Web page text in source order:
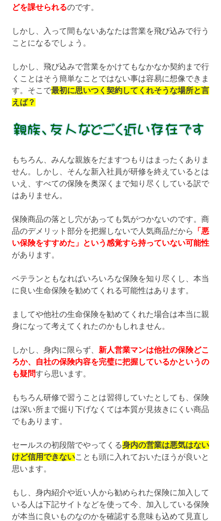
どを課せられるのです。
しかし、入って間もないあなたは営業を飛び込みで行う
ことになるでしょう。
しかし、飛び込みで営業をかけてもなかなか契約まで行
くことはそう簡単なことではない事は容易に想像できま
す。そこで最初に思いつく契約してくれそうな場所と言
えば？
もちろん、みんな親族をだますつもりはまったくありま
せん。しかし、そんな新入社員が研修を終えているとは
いえ、すべての保険を奥深くまで知り尽くしている訳で
はありません。
保険商品の落とし穴があっても気がつかないのです。商
品のデメリット部分を把握しないで人気商品だから
「悪
い保険をすすめた」という感覚すら持っていない可能性
があります。
ベテランともなればいろいろな保険を知り尽くし、本当
に良い生命保険を勧めてくれる可能性はあります。
ましてや他社の生命保険を勧めてくれた場合は本当に親
身になって考えてくれたのかもしれません。
しかし、身内に限らず、 新人営業マンは他社の保険どこ
ろか、自社の保険内容を完璧に把握しているかというの
も疑問すら思います。
もちろん研修で習うことは習得していたとしても、保険
は深い所まで掘り下げなくては本質が見抜きにくい商品
でもあります。
セールスの初段階でやってくる身内の営業は悪気はない
けど信用できないことも頭に入れておいたほうが良いと
思います。
もし、身内紹介や近い人から勧められた保険に加入して
いる人は下記サイトなどを使って今、加入している保険
が本当に良いものなのかを確認する意味も込めて見直し